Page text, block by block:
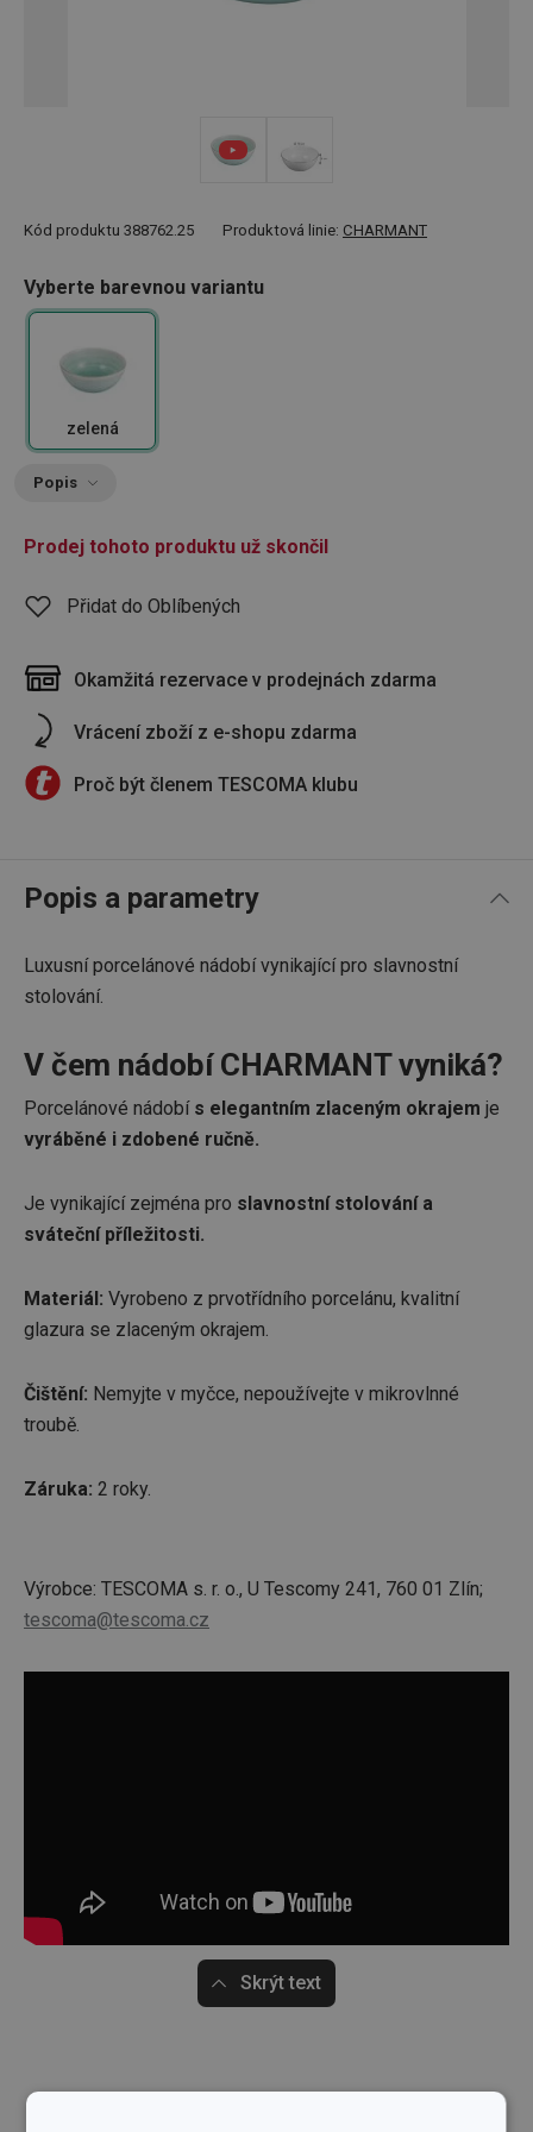
Kód produktu 388762.25 Produktová linie: CHARMANT
Vyberte barevnou variantu
zelená
Popis
Prodej tohoto produktu už skončil
Přidat do Oblíbených
Okamžitá rezervace v prodejnách zdarma
Vrácení zboží z e-shopu zdarma
Proč být členem TESCOMA klubu
Popis a parametry
Luxusní porcelánové nádobí vynikající pro slavnostní
stolování.
V čem nádobí CHARMANT vyniká?
Porcelánové nádobí s elegantním zlaceným okrajem je
vyráběné i zdobené ručně.
Je vynikající zejména pro slavnostní stolování a
sváteční příležitosti.
Materiál: Vyrobeno z prvotřídního porcelánu, kvalitní
glazura se zlaceným okrajem.
Čištění: Nemyjte v myčce, nepoužívejte v mikrovlnné
troubě.
Záruka: 2 roky.
Výrobce: TESCOMA s. r. o., U Tescomy 241, 760 01 Zlín;
tescoma@tescoma.cz
Skrýt text